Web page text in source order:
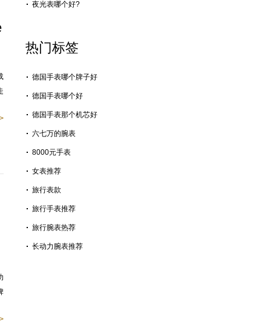
夜光表哪个好?
热门标签
德国手表哪个牌子好
德国手表哪个好
德国手表那个机芯好
六七万的腕表
8000元手表
女表推荐
旅行表款
旅行手表推荐
旅行腕表热荐
长动力腕表推荐